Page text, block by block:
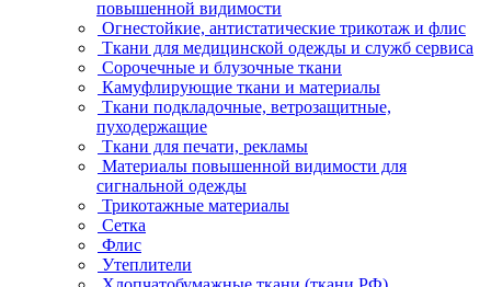
повышенной видимости
Огнестойкие, антистатические трикотаж и флис
Ткани для медицинской одежды и служб сервиса
Сорочечные и блузочные ткани
Камуфлирующие ткани и материалы
Ткани подкладочные, ветрозащитные,
пуходержащие
Ткани для печати, рекламы
Материалы повышенной видимости для
сигнальной одежды
Трикотажные материалы
Сетка
Флис
Утеплители